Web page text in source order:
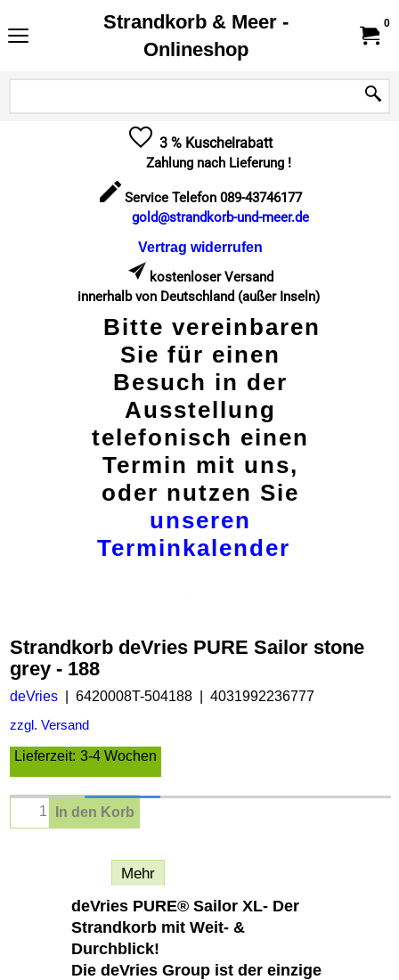
Strandkorb & Meer -
Onlineshop
0
3 % Kuschelrabatt
Zahlung nach Lieferung !
Service Telefon 089-43746177
gold@strandkorb-und-meer.de
Vertrag widerrufen
kostenloser Versand
innerhalb von Deutschland (außer Inseln)
Bitte vereinbaren
Sie für einen
Besuch in der
Ausstellung
telefonisch einen
Termin mit uns,
oder nutzen Sie
unseren
Terminkalender
Strandkorb deVries PURE Sailor stone
grey - 188
deVries 6420008T-504188 4031992236777
zzgl. Versand
Lieferzeit: 3-4 Wochen
In den Korb
Mehr
deVries PURE® Sailor XL- Der
Strandkorb mit Weit- &
Durchblick!
Die deVries Group ist der einzige